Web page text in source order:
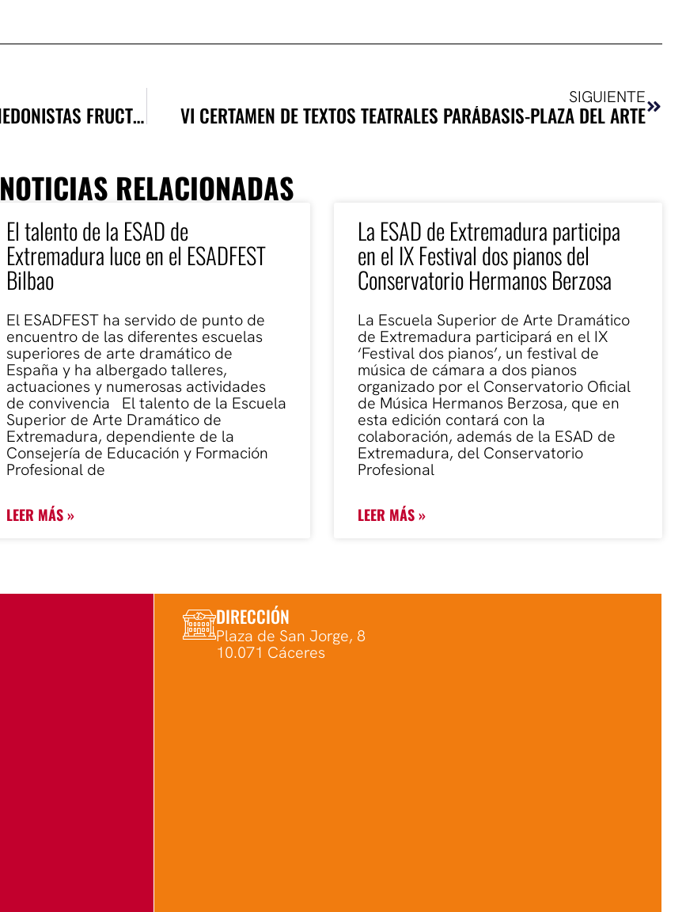
Muestra Taller de Interpretación: MATCH IMPRO HEDONISTAS FRUCTÍFEROS
SIGUIENTE
VI CERTAMEN DE TEXTOS TEATRALES PARÁBASIS-PLAZA DEL ARTE
NOTICIAS RELACIONADAS
El talento de la ESAD de
Extremadura luce en el ESADFEST
Bilbao
El ESADFEST ha servido de punto de
encuentro de las diferentes escuelas
superiores de arte dramático de
España y ha albergado talleres,
actuaciones y numerosas actividades
de convivencia El talento de la Escuela
Superior de Arte Dramático de
Extremadura, dependiente de la
Consejería de Educación y Formación
Profesional de
LEER MÁS »
La ESAD de Extremadura participa
en el IX Festival dos pianos del
Conservatorio Hermanos Berzosa
La Escuela Superior de Arte Dramático
de Extremadura participará en el IX
‘Festival dos pianos’, un festival de
música de cámara a dos pianos
organizado por el Conservatorio Oficial
de Música Hermanos Berzosa, que en
esta edición contará con la
colaboración, además de la ESAD de
Extremadura, del Conservatorio
Profesional
LEER MÁS »
DIRECCIÓN
Plaza de San Jorge, 8
10.071 Cáceres